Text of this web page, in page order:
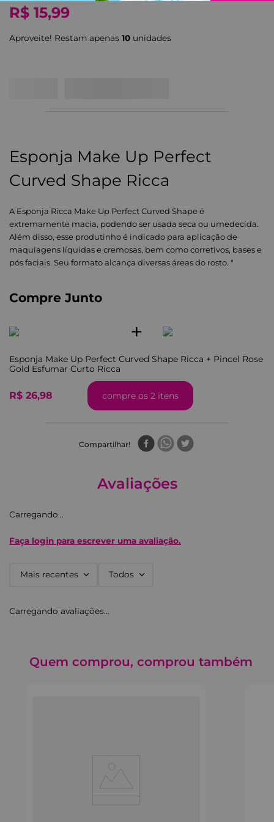
R$ 15,99
Aproveite! Restam apenas 10 unidades
Esponja Make Up Perfect
Curved Shape Ricca
A Esponja Ricca Make Up Perfect Curved Shape é
extremamente macia, podendo ser usada seca ou umedecida.
Além disso, esse produtinho é indicado para aplicação de
maquiagens líquidas e cremosas, bem como corretivos, bases e
pós faciais. Seu formato alcança diversas áreas do rosto. "
Compre Junto
+
Esponja Make Up Perfect Curved Shape Ricca + Pincel Rose
Gold Esfumar Curto Ricca
R$ 26,98 compre os 2 itens
Compartilhar
Avaliações
Carregando…
Faça login para escrever uma avaliação.
Mais recentes Todos
Carregando avaliações…
Quem comprou, comprou também